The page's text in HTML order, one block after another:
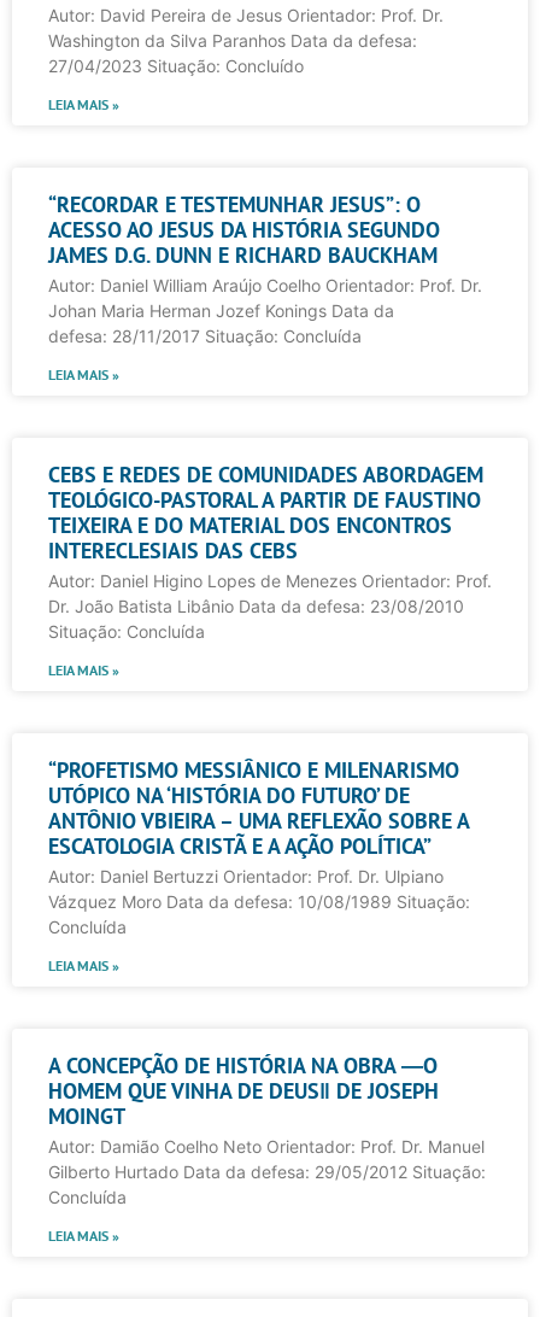
Autor: David Pereira de Jesus Orientador: Prof. Dr.
Washington da Silva Paranhos Data da defesa:
27/04/2023 Situação: Concluído
LEIA MAIS »
“RECORDAR E TESTEMUNHAR JESUS”: O
ACESSO AO JESUS DA HISTÓRIA SEGUNDO
JAMES D.G. DUNN E RICHARD BAUCKHAM
Autor: Daniel William Araújo Coelho Orientador: Prof. Dr.
Johan Maria Herman Jozef Konings Data da
defesa: 28/11/2017 Situação: Concluída
LEIA MAIS »
CEBS E REDES DE COMUNIDADES ABORDAGEM
TEOLÓGICO-PASTORAL A PARTIR DE FAUSTINO
TEIXEIRA E DO MATERIAL DOS ENCONTROS
INTERECLESIAIS DAS CEBS
Autor: Daniel Higino Lopes de Menezes Orientador: Prof.
Dr. João Batista Libânio Data da defesa: 23/08/2010
Situação: Concluída
LEIA MAIS »
“PROFETISMO MESSIÂNICO E MILENARISMO
UTÓPICO NA ‘HISTÓRIA DO FUTURO’ DE
ANTÔNIO VBIEIRA – UMA REFLEXÃO SOBRE A
ESCATOLOGIA CRISTÃ E A AÇÃO POLÍTICA”
Autor: Daniel Bertuzzi Orientador: Prof. Dr. Ulpiano
Vázquez Moro Data da defesa: 10/08/1989 Situação:
Concluída
LEIA MAIS »
A CONCEPÇÃO DE HISTÓRIA NA OBRA ―O
HOMEM QUE VINHA DE DEUS‖ DE JOSEPH
MOINGT
Autor: Damião Coelho Neto Orientador: Prof. Dr. Manuel
Gilberto Hurtado Data da defesa: 29/05/2012 Situação:
Concluída
LEIA MAIS »